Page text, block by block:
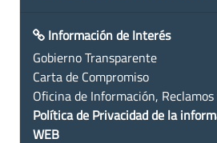
Información de Interés
Gobierno Transparente
Carta de Compromiso
Oficina de Información,
Política de Privacidad de la
WEB